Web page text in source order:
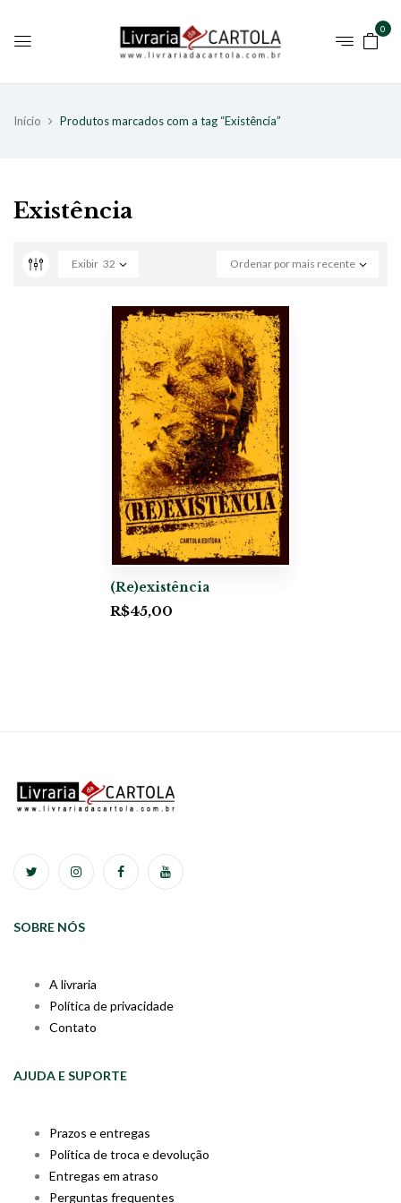
0
Início Produtos marcados com a tag “Existência”
Existência
Ordenar por mais recente
Exibir 32
(Re)existência
R$45,00
SOBRE NÓS
A livraria
Política de privacidade
Contato
AJUDA E SUPORTE
Prazos e entregas
Política de troca e devolução
Entregas em atraso
Perguntas frequentes